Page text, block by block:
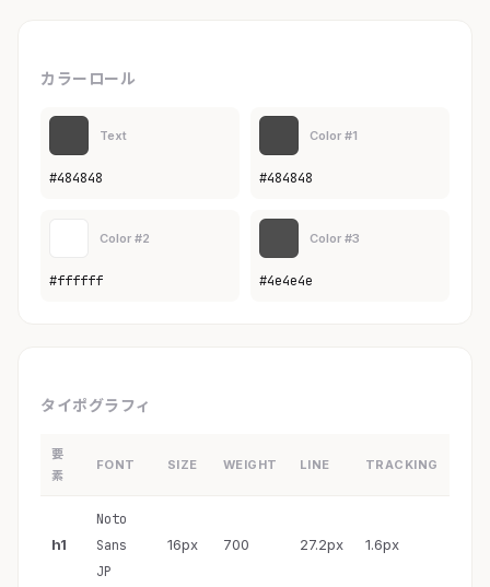
カラーロール
Text
#484848
Color #1
#484848
Color #2
#ffffff
Color #3
#4e4e4e
タイポグラフィ
要
素
FONT SIZE WEIGHT LINE TRACKING
h1
Noto
Sans
JP
16px 700 27.2px 1.6px